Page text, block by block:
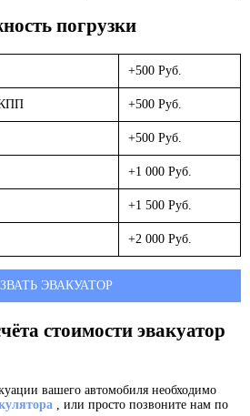
погрузки
+500 Руб.
+500 Руб.
+500 Руб.
+1 000 Руб.
+1 500 Руб.
+2 000 Руб.
ЭВАКУАТОР
стоимости эвакуатор
вашего автомобиля необходимо
, или просто позвоните нам по